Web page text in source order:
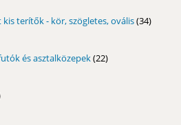
terítők - kör, szögletes, ovális 34
termék
és asztalközepek 22
termék